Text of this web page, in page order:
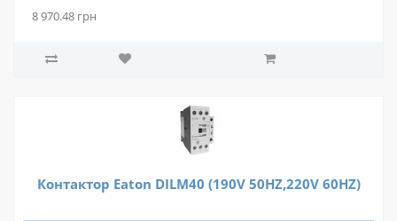
8 970.48 грн
Контактор Eaton DILM40 (190V 50HZ,220V 60HZ)